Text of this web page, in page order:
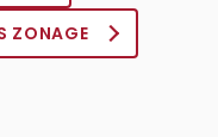
ZONAGE